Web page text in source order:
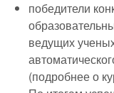
победители
ведущих
(подробнее о